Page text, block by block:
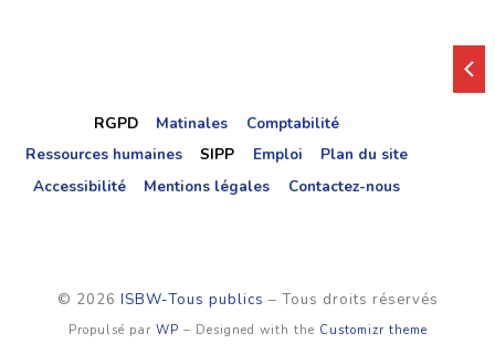
RGPD Matinales
Comptabilité
Ressources humaines
SIPP Emploi
Plan du site
Accessibilité
Mentions légales Contactez-nous
© 2026 ISBW-Tous publics – Tous droits réservés
Propulsé par WP – Designed with the Customizr theme